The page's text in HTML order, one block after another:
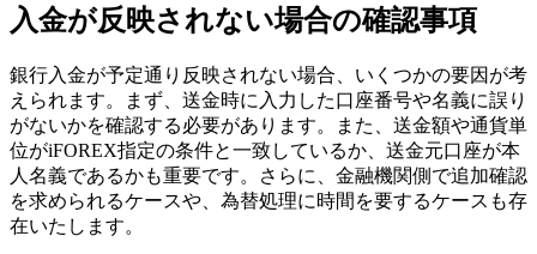
入金が反映されない場合の確認事項
銀行入金が予定通り反映されない場合、いくつかの要因が考
えられます。まず、送金時に入力した口座番号や名義に誤り
がないかを確認する必要があります。また、送金額や通貨単
位がiFOREX指定の条件と一致しているか、送金元口座が本
人名義であるかも重要です。さらに、金融機関側で追加確認
を求められるケースや、為替処理に時間を要するケースも存
在いたします。